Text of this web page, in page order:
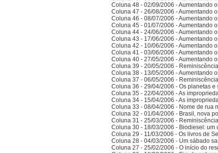
Coluna 48 - 02/09/2006 - Aumentando
Coluna 47 - 26/08/2006 - Aumentando
Coluna 46 - 08/07/2006 - Aumentando
Coluna 45 - 01/07/2006 - Aumentando
Coluna 44 - 24/06/2006 - Aumentando
Coluna 43 - 17/06/2006 - Aumentando
Coluna 42 - 10/06/2006 - Aumentando
Coluna 41 - 03/06/2006 - Aumentando
Coluna 40 - 27/05/2006 - Aumentando
Coluna 39 - 20/05/2006 -
Coluna 38 - 13/05/2006 - Aumentando
Coluna 37 - 06/05/2006 -
Coluna 36 - 29/04/2006 - Os planetas e
Coluna 35 - 22/04/2006 - As
Coluna 34 - 15/04/2006 - As
Coluna 33 - 08/04/2006 - Nome de rua
Coluna 32 - 01/04/2006 - Brasil, nova
Coluna 31 - 25/03/2006 -
Coluna 30 - 18/03/2006 - Biodiesel:
Coluna 29 - 11/03/2006 - Os livros de
Coluna 28 - 04/03/2006 - Um sábado
Coluna 27 - 25/02/2006 - O início do